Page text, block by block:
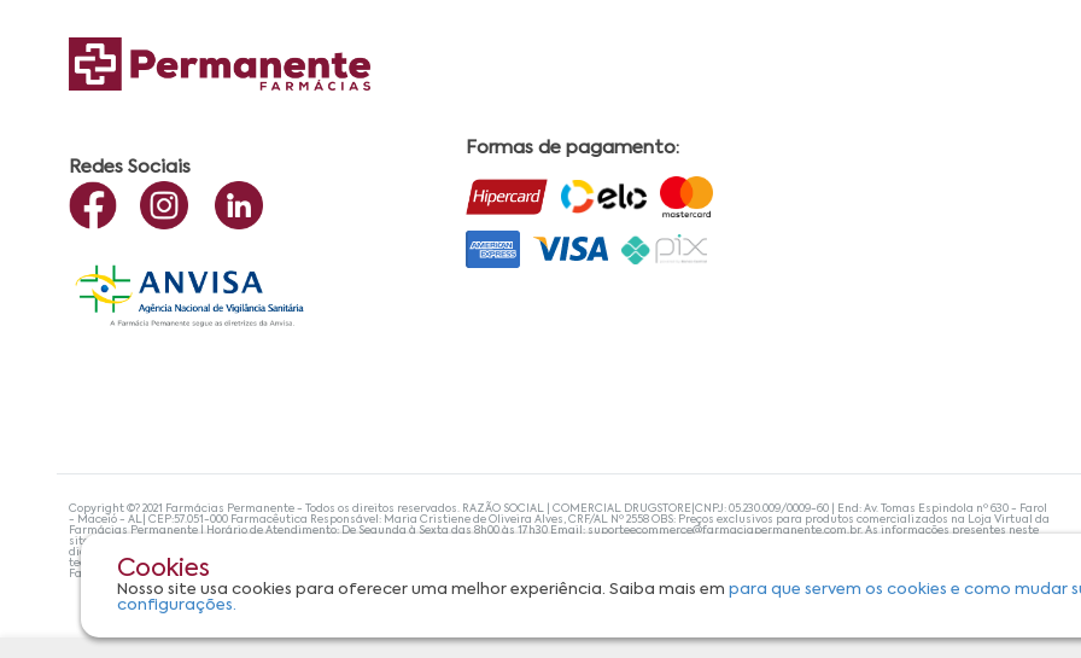
Cookies
Nosso site usa cookies para oferecer uma melhor experiência. Saiba mais empara que servem os cookies e como mudar
configurações.
Redes Sociais
Formas de pagamento:
Copyright ©? 2021 Farmácias Permanente - Todos os direitos reservados. RAZÃO SOCIAL | COMERCIAL DRUGSTORE|CNPJ: 05.230.009/0009-60 | End: Av. Tomas Espindola nº 630 - Farol
- Maceió - AL| CEP:57.051-000 Farmacêutica Responsável: Maria Cristiene de Oliveira Alves, CRF/AL Nº 2558 OBS: Preços exclusivos para produtos comercializados na Loja Virtual da
Farmácias Permanente | Horário de Atendimento: De Segunda à Sexta das 8h00 às 17h30 Email: suporteecommerce@farmaciapermanente.com.br. As informações presentes neste
site não devem ser utilizadas para automedicação e, de forma alguma, substituem as orientações de um profissional da área médica. Apenas o médico está capacitado para
diagnosticar problemas de saúde e prescrever o tratamento adequado. Se os sintomas persistirem, um médico deve ser consultado. A Farmácia Permanente trabalha com as
tecnologias mais avançadas de proteção de dados, para que você possa realizar suas compras com tranquilidade. A privacidade e a segurança dos clientes são compromissos da
Farmácias Permanente. Todos os pedidos efetuados estão sujeitos à confirmação da disponibilidade de produto em nosso estoque.